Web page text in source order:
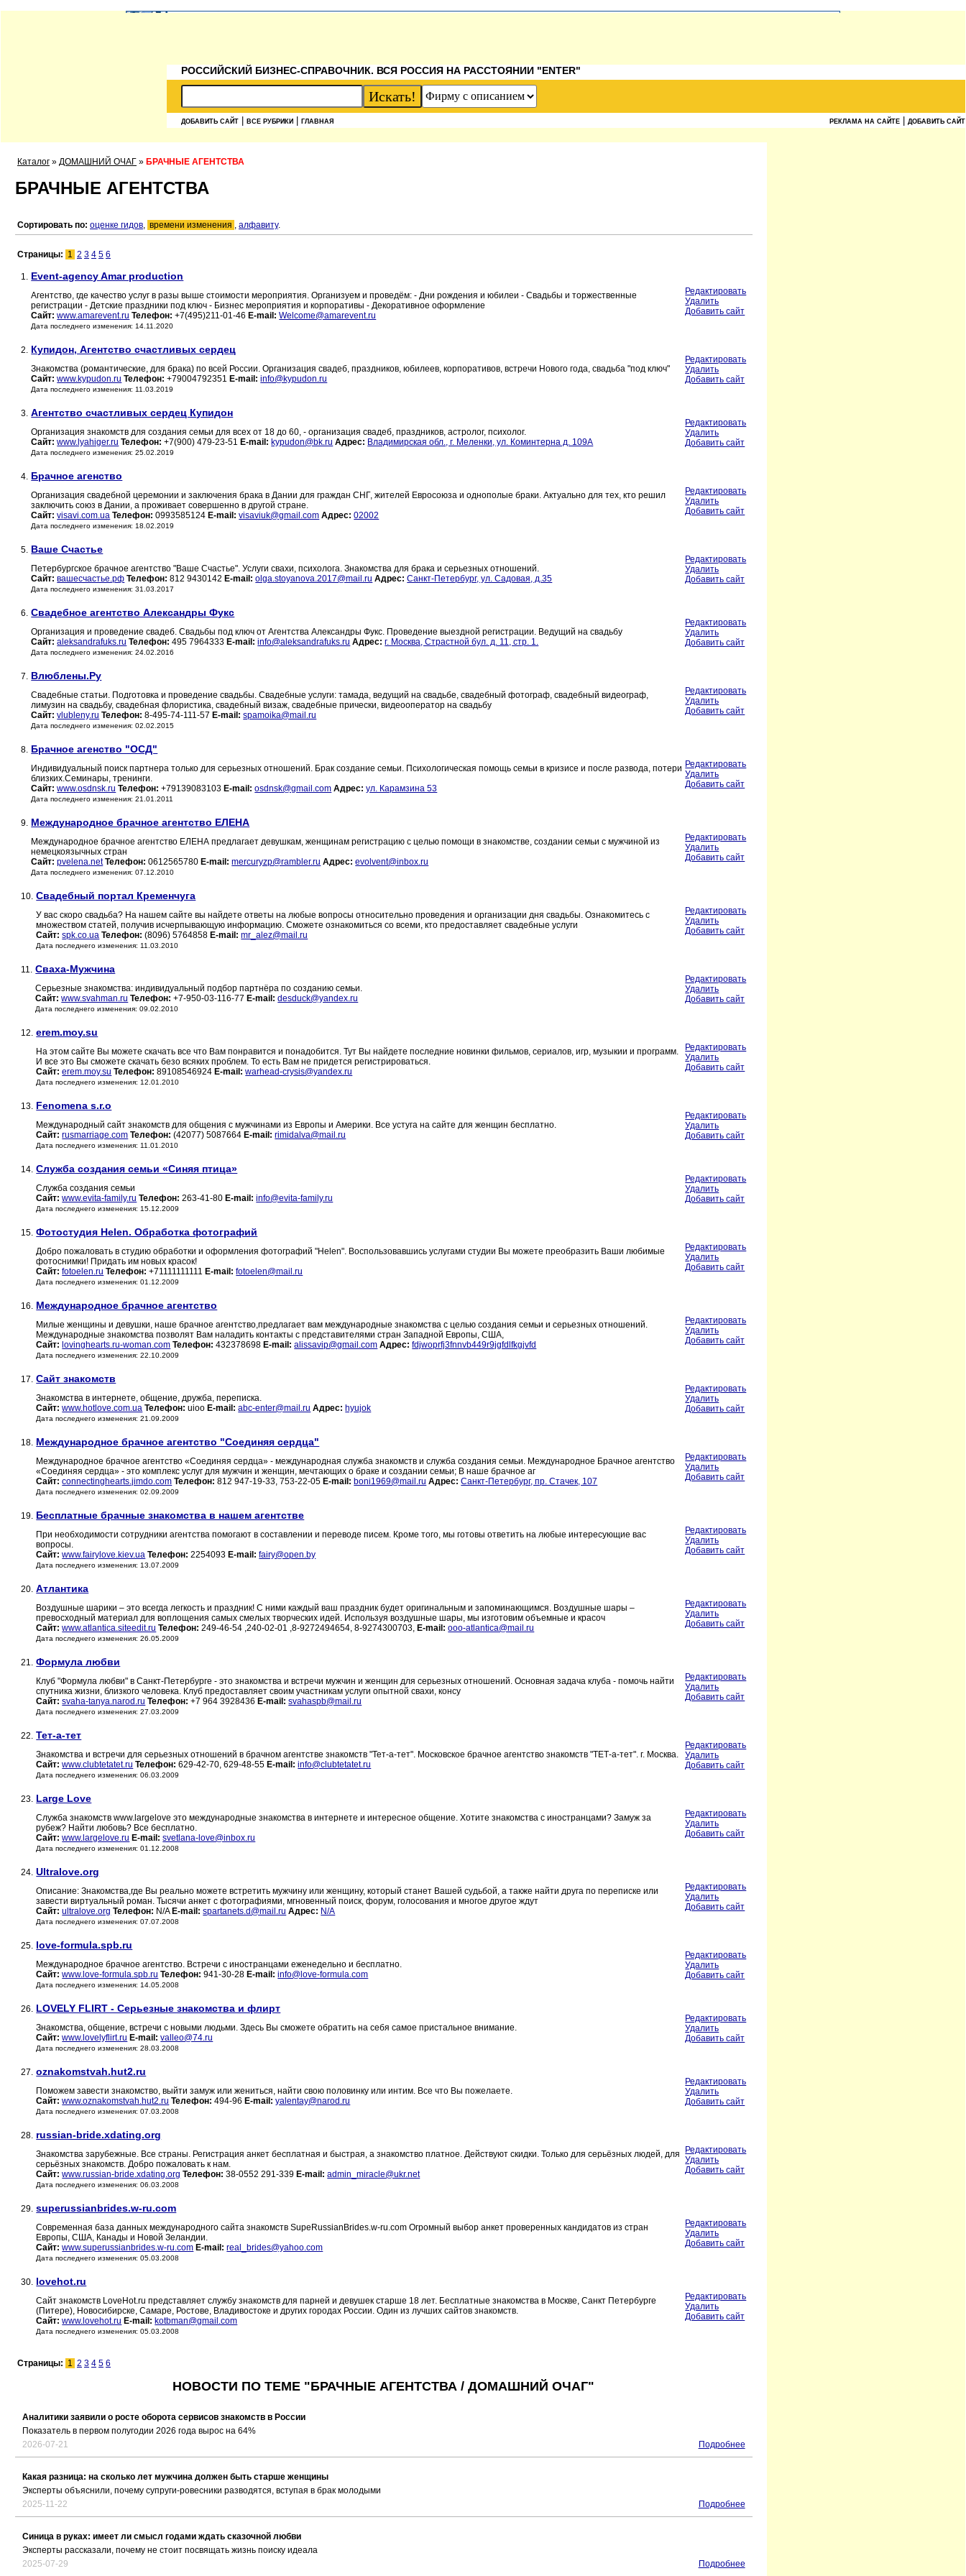
РОССИЙСКИЙ БИЗНЕС-СПРАВОЧНИК. ВСЯ РОССИЯ НА РАССТОЯНИИ "ENTER"
ДОБАВИТЬ САЙТ ВСЕ РУБРИКИ ГЛАВНАЯ РЕКЛАМА НА САЙТЕ ДОБАВИТЬ САЙТ
Каталог » ДОМАШНИЙ ОЧАГ » БРАЧНЫЕ АГЕНТСТВА
БРАЧНЫЕ АГЕНТСТВА
Сортировать по: оценке гидов, времени изменения , алфавиту.
Страницы: 1 2 3 4 5 6
1. Event-agency Amar production
Агентство, где качество услуг в разы выше стоимости мероприятия. Организуем и проведём: - Дни рождения и юбилеи - Свадьбы и торжественные
регистрации - Детские праздники под ключ - Бизнес мероприятия и корпоративы - Декоративное оформление
Сайт: www.amarevent.ru Телефон: +7(495)211-01-46 E-mail: Welcome@amarevent.ru
Дата последнего изменения: 14.11.2020
Редактировать
Удалить
Добавить сайт
2. Купидон, Агентство счастливых сердец
Знакомства (романтические, для брака) по всей России. Организация свадеб, праздников, юбилеев, корпоративов, встречи Нового года, свадьба "под ключ"
Сайт: www.kypudon.ru Телефон: +79004792351 E-mail: info@kypudon.ru
Дата последнего изменения: 11.03.2019
Редактировать
Удалить
Добавить сайт
3. Агентство счастливых сердец Купидон
Организация знакомств для создания семьи для всех от 18 до 60, - организация свадеб, праздников, астролог, психолог.
Сайт: www.lyahiger.ru Телефон: +7(900) 479-23-51 E-mail: kypudon@bk.ru Адрес: Владимирская обл., г. Меленки, ул. Коминтерна д. 109А
Дата последнего изменения: 25.02.2019
Редактировать
Удалить
Добавить сайт
4. Брачное агенство
Организация свадебной церемонии и заключения брака в Дании для граждан СНГ, жителей Евросоюза и однополые браки. Актуально для тех, кто решил
заключить союз в Дании, а проживает совершенно в другой стране.
Сайт: visavi.com.ua Телефон: 0993585124 E-mail: visaviuk@gmail.com Адрес: 02002
Дата последнего изменения: 18.02.2019
Редактировать
Удалить
Добавить сайт
5. Ваше Счастье
Петербургское брачное агентство "Ваше Счастье". Услуги свахи, психолога. Знакомства для брака и серьезных отношений.
Сайт: вашесчастье.рф Телефон: 812 9430142 E-mail: olga.stoyanova.2017@mail.ru Адрес: Санкт-Петербург, ул. Садовая, д.35
Дата последнего изменения: 31.03.2017
Редактировать
Удалить
Добавить сайт
6. Свадебное агентство Александры Фукс
Организация и проведение свадеб. Свадьбы под ключ от Агентства Александры Фукс. Проведение выездной регистрации. Ведущий на свадьбу
Сайт: aleksandrafuks.ru Телефон: 495 7964333 E-mail: info@aleksandrafuks.ru Адрес: г. Москва, Страстной бул. д. 11, стр. 1.
Дата последнего изменения: 24.02.2016
Редактировать
Удалить
Добавить сайт
7. Влюблены.Ру
Свадебные статьи. Подготовка и проведение свадьбы. Свадебные услуги: тамада, ведущий на свадьбе, свадебный фотограф, свадебный видеограф,
лимузин на свадьбу, свадебная флористика, свадебный визаж, свадебные прически, видеооператор на свадьбу
Сайт: vlubleny.ru Телефон: 8-495-74-111-57 E-mail: spamoika@mail.ru
Дата последнего изменения: 02.02.2015
Редактировать
Удалить
Добавить сайт
8. Брачное агенство "ОСД"
Индивидуальный поиск партнера только для серьезных отношений. Брак создание семьи. Психологическая помощь семьи в кризисе и после развода, потери
близких.Семинары, тренинги.
Сайт: www.osdnsk.ru Телефон: +79139083103 E-mail: osdnsk@gmail.com Адрес: ул. Карамзина 53
Дата последнего изменения: 21.01.2011
Редактировать
Удалить
Добавить сайт
9. Международное брачное агентство ЕЛЕНА
Международное брачное агентство ЕЛЕНА предлагает девушкам, женщинам регистрацию с целью помощи в знакомстве, создании семьи с мужчиной из
немецкоязычных стран
Сайт: pvelena.net Телефон: 0612565780 E-mail: mercuryzp@rambler.ru Адрес: evolvent@inbox.ru
Дата последнего изменения: 07.12.2010
Редактировать
Удалить
Добавить сайт
10. Свадебный портал Кременчуга
У вас скоро свадьба? На нашем сайте вы найдете ответы на любые вопросы относительно проведения и организации дня свадьбы. Ознакомитесь с
множеством статей, получив исчерпывающую информацию. Сможете ознакомиться со всеми, кто предоставляет свадебные услуги
Сайт: spk.co.ua Телефон: (8096) 5764858 E-mail: mr_alez@mail.ru
Дата последнего изменения: 11.03.2010
Редактировать
Удалить
Добавить сайт
11. Сваха-Мужчина
Серьезные знакомства: индивидуальный подбор партнёра по созданию семьи.
Сайт: www.svahman.ru Телефон: +7-950-03-116-77 E-mail: desduck@yandex.ru
Дата последнего изменения: 09.02.2010
Редактировать
Удалить
Добавить сайт
12. erem.moy.su
На этом сайте Вы можете скачать все что Вам понравится и понадобится. Тут Вы найдете последние новинки фильмов, сериалов, игр, музыкии и программ.
И все это Вы сможете скачать безо всяких проблем. То есть Вам не придется регистрироваться.
Сайт: erem.moy.su Телефон: 89108546924 E-mail: warhead-crysis@yandex.ru
Дата последнего изменения: 12.01.2010
Редактировать
Удалить
Добавить сайт
13. Fenomena s.r.o
Международный сайт знакомств для общения с мужчинами из Европы и Америки. Все устуга на сайте для женщин бесплатно.
Сайт: rusmarriage.com Телефон: (42077) 5087664 E-mail: rimidalva@mail.ru
Дата последнего изменения: 11.01.2010
Редактировать
Удалить
Добавить сайт
14. Служба создания семьи «Синяя птица»
Служба создания семьи
Сайт: www.evita-family.ru Телефон: 263-41-80 E-mail: info@evita-family.ru
Дата последнего изменения: 15.12.2009
Редактировать
Удалить
Добавить сайт
15. Фотостудия Helen. Обработка фотографий
Добро пожаловать в студию обработки и оформления фотографий "Helen". Воспользовавшись услугами студии Вы можете преобразить Ваши любимые
фотоснимки! Придать им новых красок!
Сайт: fotoelen.ru Телефон: +71111111111 E-mail: fotoelen@mail.ru
Дата последнего изменения: 01.12.2009
Редактировать
Удалить
Добавить сайт
16. Международное брачное агентство
Милые женщины и девушки, наше брачное агентство,предлагает вам международные знакомства с целью создания семьи и серьезных отношений.
Международные знакомства позволят Вам наладить контакты с представителями стран Западной Европы, США,
Сайт: lovinghearts.ru-woman.com Телефон: 432378698 E-mail: alissavip@gmail.com Адрес: fdjwoprfj3fnnvb449r9jgfdlfkgjvfd
Дата последнего изменения: 22.10.2009
Редактировать
Удалить
Добавить сайт
17. Сайт знакомств
Знакомства в интернете, общение, дружба, переписка.
Сайт: www.hotlove.com.ua Телефон: uioo E-mail: abc-enter@mail.ru Адрес: hyujok
Дата последнего изменения: 21.09.2009
Редактировать
Удалить
Добавить сайт
18. Международное брачное агентство "Соединяя сердца"
Международное брачное агентство «Соединяя сердца» - международная служба знакомств и служба создания семьи. Международное Брачное агентство
«Соединяя сердца» - это комплекс услуг для мужчин и женщин, мечтающих о браке и создании семьи; В наше брачное аг
Сайт: connectinghearts.jimdo.com Телефон: 812 947-19-33, 753-22-05 E-mail: boni1969@mail.ru Адрес: Санкт-Петербург, пр. Стачек, 107
Дата последнего изменения: 02.09.2009
Редактировать
Удалить
Добавить сайт
19. Бесплатные брачные знакомства в нашем агентстве
При необходимости сотрудники агентства помогают в составлении и переводе писем. Кроме того, мы готовы ответить на любые интересующие вас
вопросы.
Сайт: www.fairylove.kiev.ua Телефон: 2254093 E-mail: fairy@open.by
Дата последнего изменения: 13.07.2009
Редактировать
Удалить
Добавить сайт
20. Атлантика
Воздушные шарики – это всегда легкость и праздник! С ними каждый ваш праздник будет оригинальным и запоминающимся. Воздушные шары –
превосходный материал для воплощения самых смелых творческих идей. Используя воздушные шары, мы изготовим объемные и красоч
Сайт: www.atlantica.siteedit.ru Телефон: 249-46-54 ,240-02-01 ,8-9272494654, 8-9274300703, E-mail: ooo-atlantica@mail.ru
Дата последнего изменения: 26.05.2009
Редактировать
Удалить
Добавить сайт
21. Формула любви
Клуб "Формула любви" в Санкт-Петербурге - это знакомства и встречи мужчин и женщин для серьезных отношений. Основная задача клуба - помочь найти
спутника жизни, близкого человека. Клуб предоставляет своим участникам услуги опытной свахи, консу
Сайт: svaha-tanya.narod.ru Телефон: +7 964 3928436 E-mail: svahaspb@mail.ru
Дата последнего изменения: 27.03.2009
Редактировать
Удалить
Добавить сайт
22. Тет-а-тет
Знакомства и встречи для серьезных отношений в брачном агентстве знакомств "Тет-а-тет". Московское брачное агентство знакомств "ТЕТ-а-тет". г. Москва.
Сайт: www.clubtetatet.ru Телефон: 629-42-70, 629-48-55 E-mail: info@clubtetatet.ru
Дата последнего изменения: 06.03.2009
Редактировать
Удалить
Добавить сайт
23. Large Love
Служба знакомств www.largelove это международные знакомства в интернете и интересное общение. Хотите знакомства с иностранцами? Замуж за
рубеж? Найти любовь? Все бесплатно.
Сайт: www.largelove.ru E-mail: svetlana-love@inbox.ru
Дата последнего изменения: 01.12.2008
Редактировать
Удалить
Добавить сайт
24. Ultralove.org
Описание: Знакомства,где Вы реально можете встретить мужчину или женщину, который станет Вашей судьбой, а также найти друга по переписке или
завести виртуальный роман. Тысячи анкет с фотографиями, мгновенный поиск, форум, голосования и многое другое ждут
Сайт: ultralove.org Телефон: N/A E-mail: spartanets.d@mail.ru Адрес: N/A
Дата последнего изменения: 07.07.2008
Редактировать
Удалить
Добавить сайт
25. love-formula.spb.ru
Международное брачное агентство. Встречи с иностранцами еженедельно и бесплатно.
Сайт: www.love-formula.spb.ru Телефон: 941-30-28 E-mail: info@love-formula.com
Дата последнего изменения: 14.05.2008
Редактировать
Удалить
Добавить сайт
26. LOVELY FLIRT - Серьезные знакомства и флирт
Знакомства, общение, встречи с новыми людьми. Здесь Вы сможете обратить на себя самое пристальное внимание.
Сайт: www.lovelyflirt.ru E-mail: valleo@74.ru
Дата последнего изменения: 28.03.2008
Редактировать
Удалить
Добавить сайт
27. oznakomstvah.hut2.ru
Поможем завести знакомство, выйти замуж или жениться, найти свою половинку или интим. Все что Вы пожелаете.
Сайт: www.oznakomstvah.hut2.ru Телефон: 494-96 E-mail: yalentay@narod.ru
Дата последнего изменения: 07.03.2008
Редактировать
Удалить
Добавить сайт
28. russian-bride.xdating.org
Знакомства зарубежные. Все страны. Регистрация анкет бесплатная и быстрая, а знакомство платное. Действуют скидки. Только для серьёзных людей, для
серьёзных знакомств. Добро пожаловать к нам.
Сайт: www.russian-bride.xdating.org Телефон: 38-0552 291-339 E-mail: admin_miracle@ukr.net
Дата последнего изменения: 06.03.2008
Редактировать
Удалить
Добавить сайт
29. superussianbrides.w-ru.com
Современная база данных международного сайта знакомств SupeRussianBrides.w-ru.com Огромный выбор анкет проверенных кандидатов из стран
Европы, США, Канады и Новой Зеландии.
Сайт: www.superussianbrides.w-ru.com E-mail: real_brides@yahoo.com
Дата последнего изменения: 05.03.2008
Редактировать
Удалить
Добавить сайт
30. lovehot.ru
Сайт знакомств LoveHot.ru представляет службу знакомств для парней и девушек старше 18 лет. Бесплатные знакомства в Москве, Санкт Петербурге
(Питере), Новосибирске, Самаре, Ростове, Владивостоке и других городах России. Один из лучших сайтов знакомств.
Сайт: www.lovehot.ru E-mail: kotbman@gmail.com
Дата последнего изменения: 05.03.2008
Редактировать
Удалить
Добавить сайт
Страницы: 1 2 3 4 5 6
НОВОСТИ ПО ТЕМЕ "БРАЧНЫЕ АГЕНТСТВА / ДОМАШНИЙ ОЧАГ"
Аналитики заявили о росте оборота сервисов знакомств в России
Показатель в первом полугодии 2026 года вырос на 64%
2026-07-21
Подробнее
Какая разница: на сколько лет мужчина должен быть старше женщины
Эксперты объяснили, почему супруги-ровесники разводятся, вступая в брак молодыми
2025-11-22
Подробнее
Синица в руках: имеет ли смысл годами ждать сказочной любви
Эксперты рассказали, почему не стоит посвящать жизнь поиску идеала
2025-07-29
Подробнее